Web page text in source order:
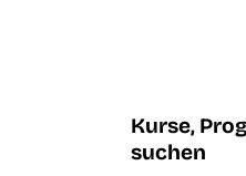
Kurse,
suchen